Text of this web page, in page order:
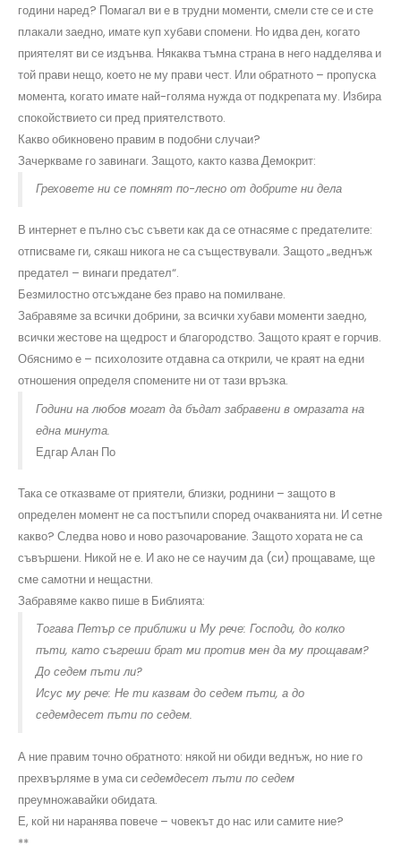
години наред? Помагал ви е в трудни моменти, смели сте се и сте
плакали заедно, имате куп хубави спомени. Но идва ден, когато
приятелят ви се издънва. Някаква тъмна страна в него надделява и
той прави нещо, което не му прави чест. Или обратното – пропуска
момента, когато имате най-голяма нужда от подкрепата му. Избира
спокойствието си пред приятелството.
Какво обикновено правим в подобни случаи?
Зачеркваме го завинаги. Защото, както казва Демокрит:
Греховете ни се помнят по-лесно от добрите ни дела
В интернет е пълно със съвети как да се отнасяме с предателите:
отписваме ги, сякаш никога не са съществували. Защото „веднъж
предател – винаги предател“.
Безмилостно отсъждане без право на помилване.
Забравяме за всички добрини, за всички хубави моменти заедно,
всички жестове на щедрост и благородство. Защото краят е горчив.
Обяснимо е – психолозите отдавна са открили, че краят на едни
отношения определя спомените ни от тази връзка.
Години на любов могат да бъдат забравени в омразата на
една минута.
Едгар Алан По
Така се отказваме от приятели, близки, роднини – защото в
определен момент не са постъпили според очакванията ни. И сетне
какво? Следва ново и ново разочарование. Защото хората не са
съвършени. Никой не е. И ако не се научим да (си) прощаваме, ще
сме самотни и нещастни.
Забравяме какво пише в Библията:
Тогава Петър се приближи и Му рече: Господи, до колко
пъти, като съгреши брат ми против мен да му прощавам?
До седем пъти ли?
Исус му рече: Не ти казвам до седем пъти, а до
седемдесет пъти по седем.
А ние правим точно обратното: някой ни обиди веднъж, но ние го
прехвърляме в ума сиседемдесет пъти по седем
преумножавайки обидата.
Е, кой ни наранява повече – човекът до нас или самите ние?
**